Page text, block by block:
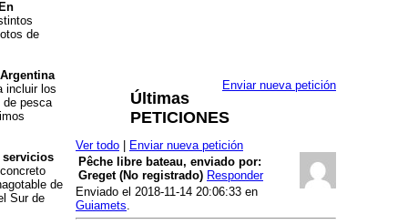
En
de
incluir los
pesca
servicios
de
Sur de
Enviar nueva petición
Últimas
PETICIONES
Ver todo | Enviar nueva petición
Pêche libre bateau, enviado por:
Greget (No registrado) Responder
Enviado el 2018-11-14 20:06:33 en
Guiamets